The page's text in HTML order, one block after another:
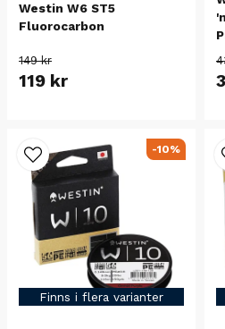
Westin W6 ST5
Fluorocarbon
149 kr
119 kr
Finns i flera varianter
-10%